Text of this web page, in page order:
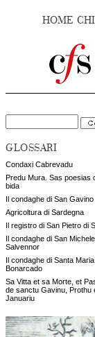
HOME
GLOSSARI
Condaxi Cabrevadu
Predu Mura. Sas poesias
bida
Il condaghe di San Gavino
Agricoltura di Sardegna
Il registro di San Pietro di
Il condaghe di San
Salvennor
Il condaghe di Santa
Bonarcado
Sa Vitta et sa Morte, et
de sanctu Gavinu, Prothu
Januariu